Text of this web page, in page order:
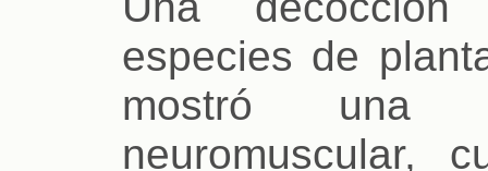
especies de
mostró una
neuromuscular,